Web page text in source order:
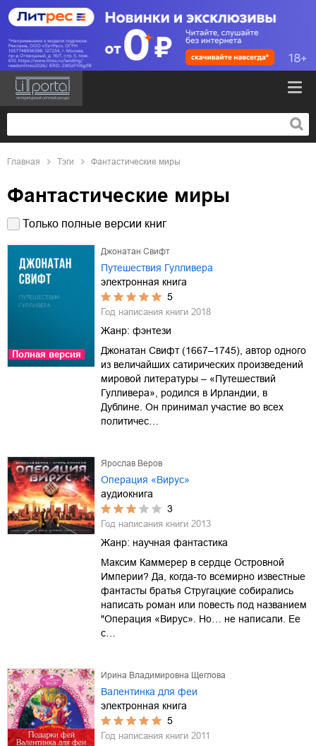
Главная Тэги Фантастические миры
Фантастические миры
Только полные версии книг
Полная версия
Джонатан Свифт
Путешествия Гулливера
электронная книга
5
Год написания книги 2018
Жанр: фэнтези
Джонатан Свифт (1667–1745), автор одного
из величайших сатирических произведений
мировой литературы – «Путешествий
Гулливера», родился в Ирландии, в
Дублине. Он принимал участие во всех
политичес…
Ярослав Веров
Операция «Вирус»
аудиокнига
3
Год написания книги 2013
Жанр: научная фантастика
Максим Каммерер в сердце Островной
Империи? Да, когда-то всемирно известные
фантасты братья Стругацкие собирались
написать роман или повесть под названием
"Операция «Вирус». Но… не написали. Ее
с…
Ирина Владимировна Щеглова
Валентинка для феи
электронная книга
5
Год написания книги 2011